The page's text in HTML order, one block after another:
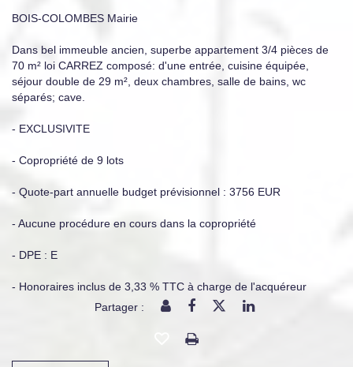
BOIS-COLOMBES Mairie
Dans bel immeuble ancien, superbe appartement 3/4 pièces de
70 m² loi CARREZ composé: d'une entrée, cuisine équipée,
séjour double de 29 m², deux chambres, salle de bains, wc
séparés; cave.
- EXCLUSIVITE
- Copropriété de 9 lots
- Quote-part annuelle budget prévisionnel : 3756 EUR
- Aucune procédure en cours dans la copropriété
- DPE : E
- Honoraires inclus de 3,33 % TTC à charge de l'acquéreur
Partager :